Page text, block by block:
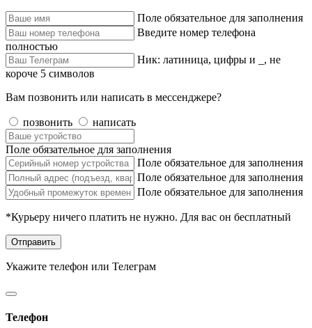
Поле обязательное для заполнения
Введите номер телефона
полностью
Ник: латиница, цифры и _, не
короче 5 символов
Вам позвонить или написать в мессенджере?
позвонить написать
Поле обязательное для заполнения
Поле обязательное для заполнения
Поле обязательное для заполнения
Поле обязательное для заполнения
*Курьеру ничего платить не нужно. Для вас он бесплатный
Отправить
Укажите телефон или Телеграм
Телефон